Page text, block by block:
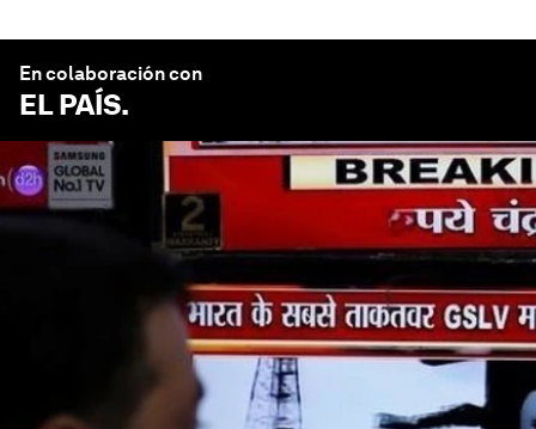
En colaboración con
EL PAÍS.